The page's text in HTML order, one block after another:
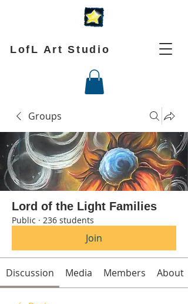
LofL Art Studio
Groups
Lord of the Light Families
Public · 236 students
Join
Discussion Media Members About